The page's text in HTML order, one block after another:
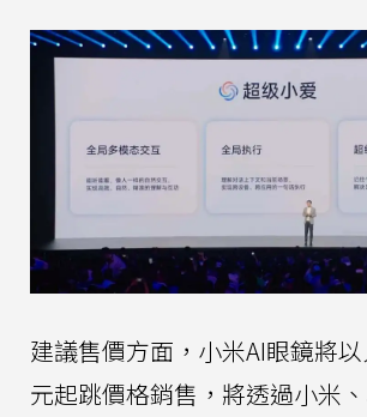
建議售價方面，小米AI眼鏡將
元起跳價格銷售，將透過小米